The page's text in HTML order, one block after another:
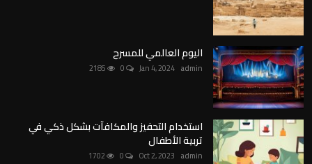
اليوم العالمي للمسرح
admin
Jan 4, 2024
استخدام التحفيز والمكافآت بشكل ذكي في
تربية الأطفال
admin
Oct 2, 2023